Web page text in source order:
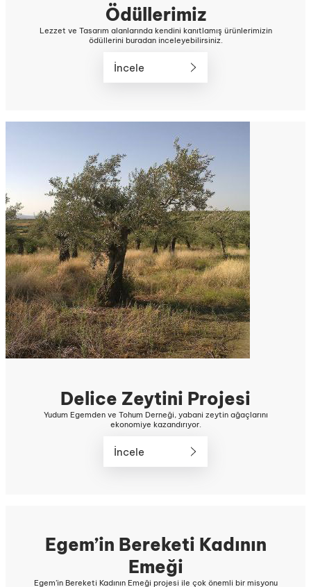
Ödüllerimiz
Lezzet ve Tasarım alanlarında kendini kanıtlamış ürünlerimizin
ödüllerini buradan inceleyebilirsiniz.
İncele
Delice Zeytini Projesi
Yudum Egemden ve Tohum Derneği, yabani zeytin ağaçlarını
ekonomiye kazandırıyor.
İncele
Egem’in Bereketi Kadının
Emeği
Egem’in Bereketi Kadının Emeği projesi ile çok önemli bir misyonu